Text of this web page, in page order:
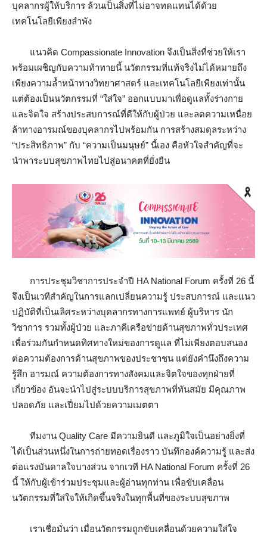
บุคลากรผู้ให้บริการ ล้วนเป็นสิ่งที่ไม่อาจทดแทนได้ด้วย
เทคโนโลยีเพียงลำพัง
แนวคิด Compassionate Innovation จึงเป็นสิ่งที่ช่วยให้เรา
พร้อมเผชิญกับความท้าทายนี้ นวัตกรรมที่แท้จริงไม่ได้หมายถึง
เพียงความล้ำหน้าทางวิทยาศาสตร์ และเทคโนโลยีเพียงเท่านั้น
แต่ต้องเป็นนวัตกรรมที่ “ใส่ใจ” ออกแบบมาเพื่อดูแลทั้งร่างกาย
และจิตใจ สร้างประสบการณ์ที่ดีให้กับผู้ป่วย และลดความเหนื่อย
ล้าทางอารมณ์ของบุคลากรไปพร้อมกัน การสร้างสมดุลระหว่าง
“ประสิทธิภาพ” กับ “ความเป็นมนุษย์” นี้เอง คือหัวใจสำคัญที่จะ
นำพาระบบสุขภาพไทยไปสู่อนาคตที่ยั่งยืน
การประชุมวิชาการประจำปี HA National Forum ครั้งที่ 26 นี้
จึงเป็นเวทีสำคัญในการแลกเปลี่ยนความรู้ ประสบการณ์ และแนว
ปฏิบัติที่เป็นเลิศระหว่างบุคลากรทางการแพทย์ ผู้บริหาร นัก
วิชาการ รวมทั้งผู้ป่วย และภาคีเครือข่ายด้านสุขภาพทั่วประเทศ
เพื่อร่วมกันกำหนดทิศทางใหม่ของการดูแล ที่ไม่เพียงตอบสนอง
ต่อความต้องการด้านสุขภาพของประชาชน แต่ยังคำนึงถึงความ
รู้สึก อารมณ์ ความต้องการทางสังคมและจิตใจของทุกฝ่ายที่
เกี่ยวข้อง อันจะนำไปสู่ระบบบริการสุขภาพที่ทันสมัย มีคุณภาพ
ปลอดภัย และเปี่ยมไปด้วยความเมตตา
ทีมงาน Quality Care มีความยินดี และภูมิใจเป็นอย่างยิ่งที่
ได้เป็นส่วนหนึ่งในการถ่ายทอดเรื่องราว บันทึกองค์ความรู้ และส่ง
ต่อแรงบันดาลใจบางส่วน จากเวที HA National Forum ครั้งที่ 26
นี้ ให้กับผู้เข้าร่วมประชุมและผู้อ่านทุกท่าน เพื่อขับเคลื่อน
นวัตกรรมที่ใส่ใจให้เกิดขึ้นจริงในทุกพื้นที่ของระบบสุขภาพ
เราเชื่อมั่นว่า เมื่อนวัตกรรมถูกขับเคลื่อนด้วยความใส่ใจ